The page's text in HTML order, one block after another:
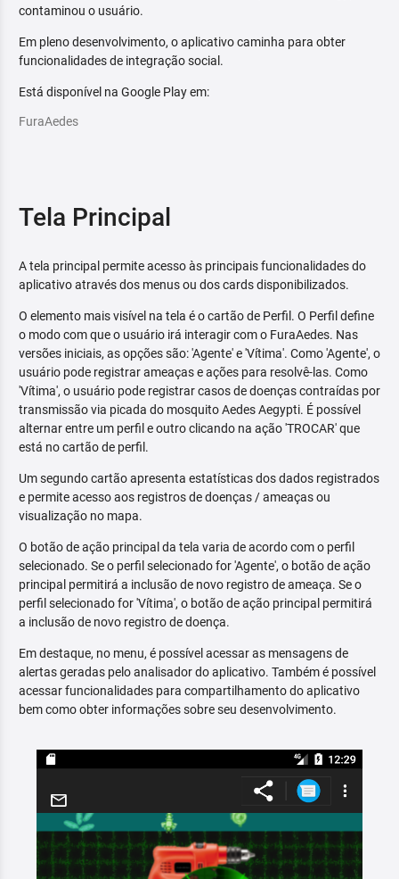
contaminou o usuário.
Em pleno desenvolvimento, o aplicativo caminha para obter
funcionalidades de integração social.
Está disponível na Google Play em:
FuraAedes
Tela Principal
A tela principal permite acesso às principais funcionalidades do
aplicativo através dos menus ou dos cards disponibilizados.
O elemento mais visível na tela é o cartão de Perfil. O Perfil define
o modo com que o usuário irá interagir com o FuraAedes. Nas
versões iniciais, as opções são: 'Agente' e 'Vítima'. Como 'Agente', o
usuário pode registrar ameaças e ações para resolvê-las. Como
'Vítima', o usuário pode registrar casos de doenças contraídas por
transmissão via picada do mosquito Aedes Aegypti. É possível
alternar entre um perfil e outro clicando na ação 'TROCAR' que
está no cartão de perfil.
Um segundo cartão apresenta estatísticas dos dados registrados
e permite acesso aos registros de doenças / ameaças ou
visualização no mapa.
O botão de ação principal da tela varia de acordo com o perfil
selecionado. Se o perfil selecionado for 'Agente', o botão de ação
principal permitirá a inclusão de novo registro de ameaça. Se o
perfil selecionado for 'Vítima', o botão de ação principal permitirá
a inclusão de novo registro de doença.
Em destaque, no menu, é possível acessar as mensagens de
alertas geradas pelo analisador do aplicativo. Também é possível
acessar funcionalidades para compartilhamento do aplicativo
bem como obter informações sobre seu desenvolvimento.